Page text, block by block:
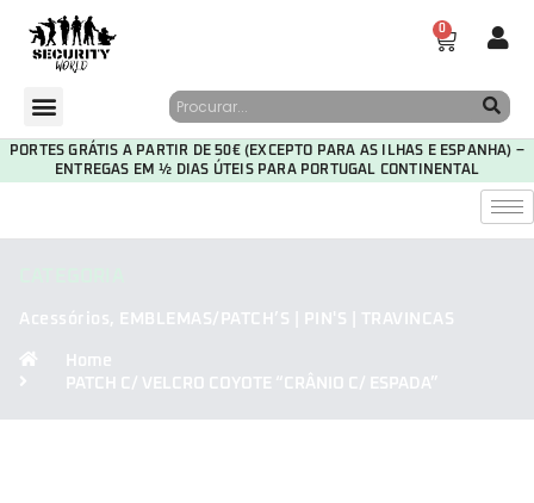
0
PORTES GRÁTIS A PARTIR DE 50€ (EXCEPTO PARA AS ILHAS E ESPANHA) –
ENTREGAS EM ½ DIAS ÚTEIS PARA PORTUGAL CONTINENTAL
Acessórios, EMBLEMAS/PATCH’S | PIN'S | TRAVINCAS
Home
PATCH C/ VELCRO COYOTE “CRÂNIO C/ ESPADA”